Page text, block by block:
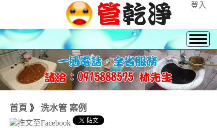
登入
首頁 》 洗水管 案例